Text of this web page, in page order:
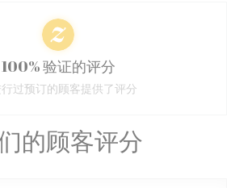
的顾客评分
100% 验证的评分
过预订的顾客提供了评分